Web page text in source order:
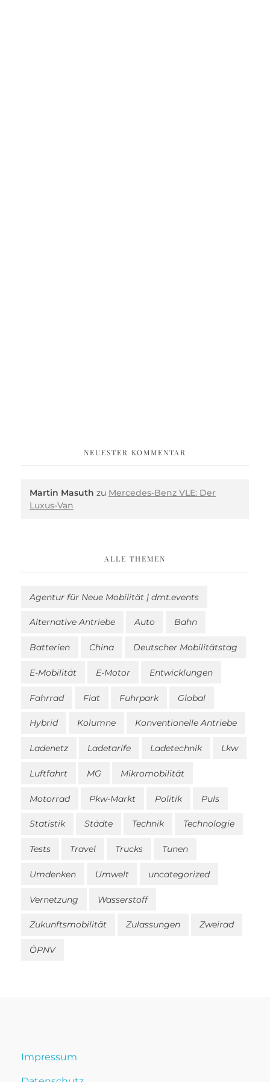
NEUESTER KOMMENTAR
Martin Masuth zu Mercedes-Benz VLE: Der
Luxus-Van
ALLE THEMEN
Agentur für Neue Mobilität | dmt.events
Alternative Antriebe Auto Bahn
Batterien China Deutscher Mobilitätstag
E-Mobilität E-Motor Entwicklungen
Fahrrad Fiat Fuhrpark Global
Hybrid Kolumne Konventionelle Antriebe
Ladenetz Ladetarife Ladetechnik Lkw
Luftfahrt MG Mikromobilität
Motorrad Pkw-Markt Politik Puls
Statistik Städte Technik Technologie
Tests Travel Trucks Tunen
Umdenken Umwelt uncategorized
Vernetzung Wasserstoff
Zukunftsmobilität Zulassungen Zweirad
ÖPNV
Impressum